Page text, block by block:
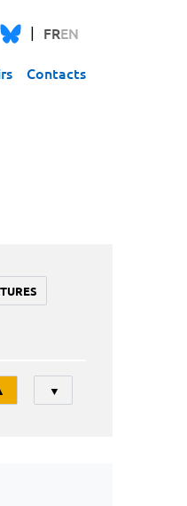
FREN
Contacts
▼